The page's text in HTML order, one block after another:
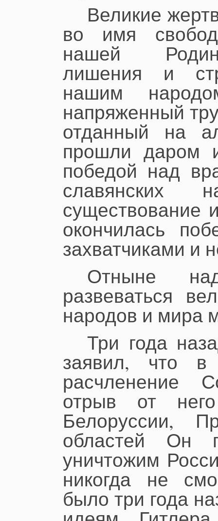
Великие
во имя
нашей
лишения и
нашим
напряженный
отданный на
прошли даром
победой над
славянских
существование
окончилась
захватчиками и
Отныне
развеваться
народов и мира
Три года
заявил, что в
расчленение
отрыв от
Белоруссии,
областей Он
уничтожим
никогда не
было три года